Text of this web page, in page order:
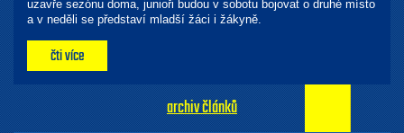
uzavře sezónu doma, junioři budou v sobotu bojovat o druhé místo
a v neděli se představí mladší žáci i žákyně.
čti více
archiv článků